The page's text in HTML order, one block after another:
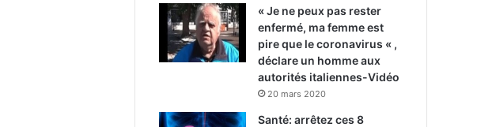
« Je ne peux pas rester
enfermé, ma femme est
pire que le coronavirus « ,
déclare un homme aux
autorités italiennes-Vidéo
20 mars 2020
Santé: arrêtez ces 8